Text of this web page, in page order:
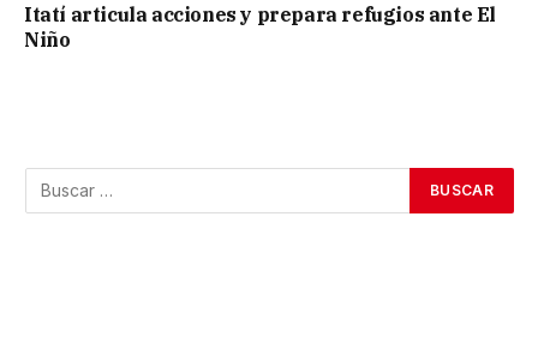
Itatí articula acciones y prepara refugios ante El
Niño